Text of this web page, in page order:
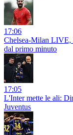
17:06
Chelsea-Milan LIVE,
dal primo minuto
17:05
L'Inter mette le ali:
Juventus